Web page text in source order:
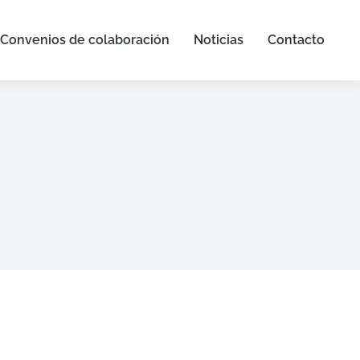
Convenios de colaboración Noticias Contacto